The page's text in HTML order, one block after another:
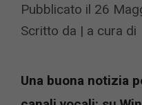
Pubblicato il 26
Scritto da | a cura di
Una buona notizia